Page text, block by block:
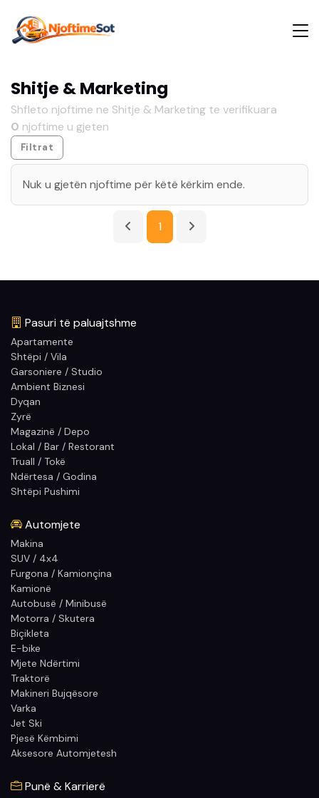
Shitje & Marketing
Shfleto njoftime ne Shitje & Marketing te verifikuara
0 njoftime u gjeten
Filtrat
Nuk u gjetën njoftime për këtë kërkim ende.
1
Pasuri të paluajtshme
Apartamente
Shtëpi / Vila
Garsoniere / Studio
Ambient Biznesi
Dyqan
Zyrë
Magazinë / Depo
Lokal / Bar / Restorant
Truall / Tokë
Ndërtesa / Godina
Shtëpi Pushimi
Automjete
Makina
SUV / 4x4
Furgona / Kamionçina
Kamionë
Autobusë / Minibusë
Motorra / Skutera
Biçikleta
E-bike
Mjete Ndërtimi
Traktorë
Makineri Bujqësore
Varka
Jet Ski
Pjesë Këmbimi
Aksesore Automjetesh
Punë & Karrierë